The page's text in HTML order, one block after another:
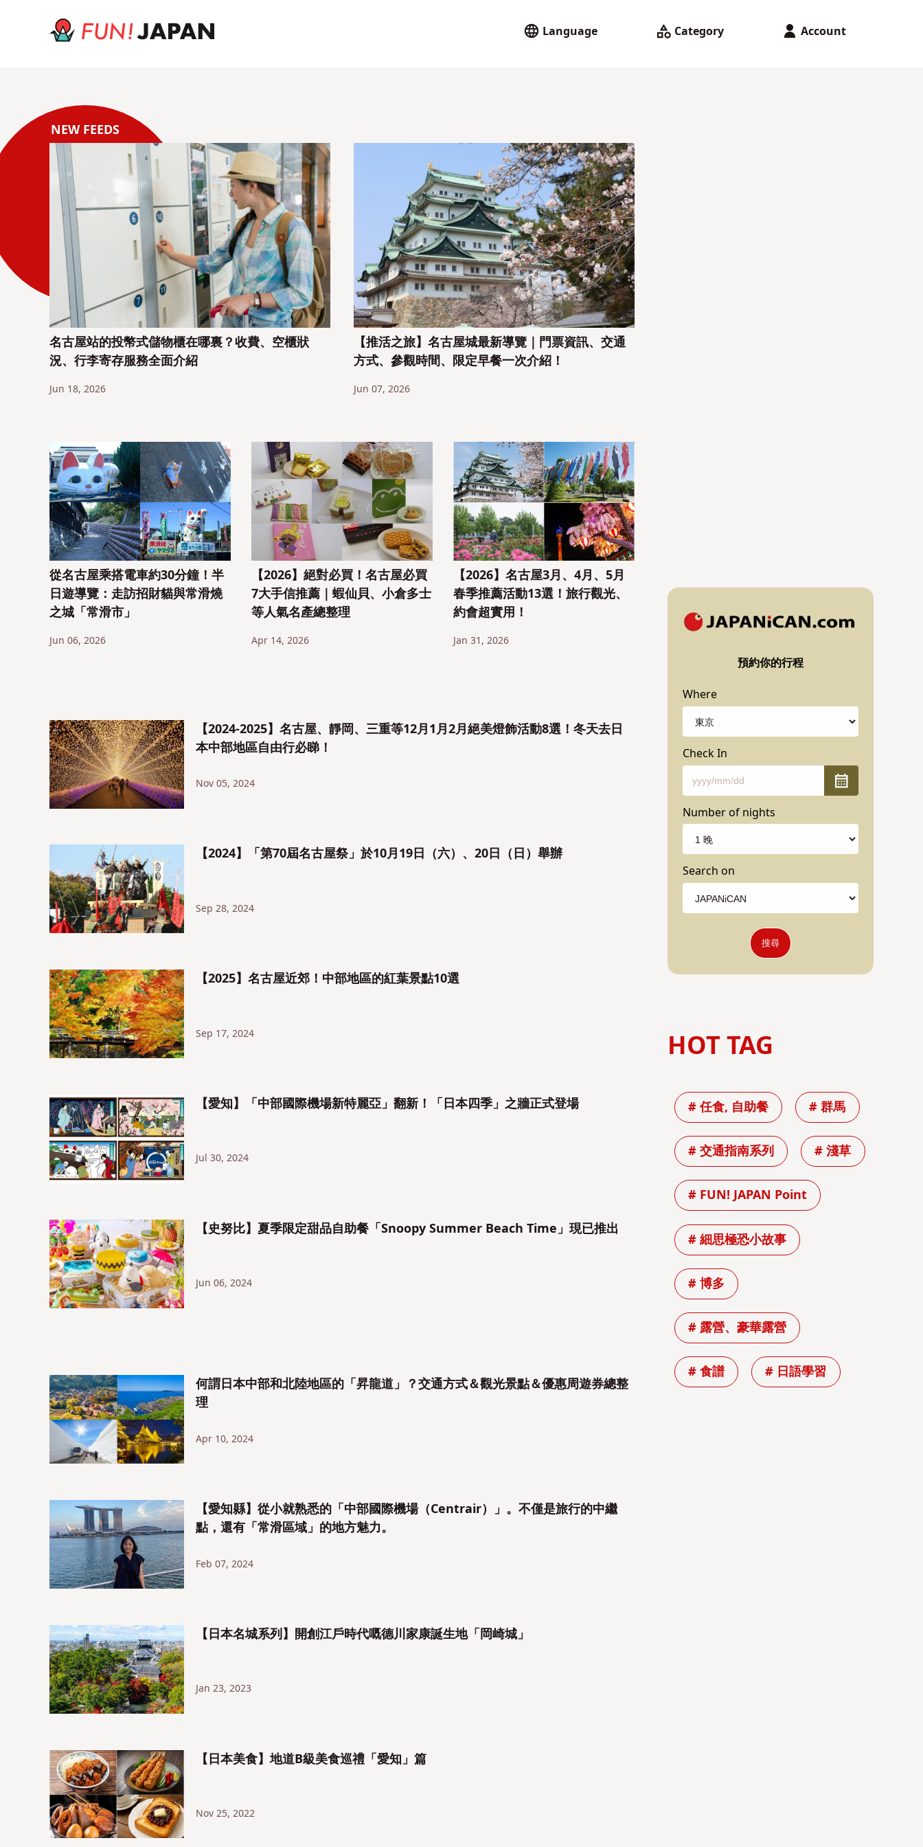
Language Category Account
名古屋站的投幣式儲物櫃在哪裏？收費、空櫃狀
況、行李寄存服務全面介紹
Jun 18, 2026
【推活之旅】名古屋城最新導覽｜門票資訊、交通
方式、參觀時間、限定早餐一次介紹！
Jun 07, 2026
從名古屋乘搭電車約30分鐘！半
日遊導覽：走訪招財貓與常滑燒
之城「常滑市」
Jun 06, 2026
【2026】絕對必買！名古屋必買
7大手信推薦｜蝦仙貝、小倉多士
等人氣名產總整理
Apr 14, 2026
【2026】名古屋3月、4月、5月
春季推薦活動13選！旅行觀光、
約會超實用！
Jan 31, 2026
【2024-2025】名古屋、靜岡、三重等12月1月2月絕美燈飾活動8選！冬天去日
本中部地區自由行必睇！
Nov 05, 2024
【2024】「第70屆名古屋祭」於10月19日（六）、20日（日）舉辦
Sep 28, 2024
【2025】名古屋近郊！中部地區的紅葉景點10選
Sep 17, 2024
【愛知】「中部國際機場新特麗亞」翻新！「日本四季」之牆正式登場
Jul 30, 2024
【史努比】夏季限定甜品自助餐「Snoopy Summer Beach Time」現已推出
Jun 06, 2024
何謂日本中部和北陸地區的「昇龍道」？交通方式＆觀光景點＆優惠周遊券總整
理
Apr 10, 2024
【愛知縣】從小就熟悉的「中部國際機場（Centrair）」。不僅是旅行的中繼
點，還有「常滑區域」的地方魅力。
Feb 07, 2024
【日本名城系列】開創江戶時代嘅德川家康誕生地「岡崎城」
Jan 23, 2023
【日本美食】地道B級美食巡禮「愛知」篇
Nov 25, 2022
預約你的行程
Where
Check In
Number of nights
Search on
搜尋
HOT TAG
# 任食, 自助餐 # 群馬
# 交通指南系列 # 淺草
# FUN! JAPAN Point
# 細思極恐小故事
# 博多
# 露營、豪華露營
# 食譜 # 日語學習